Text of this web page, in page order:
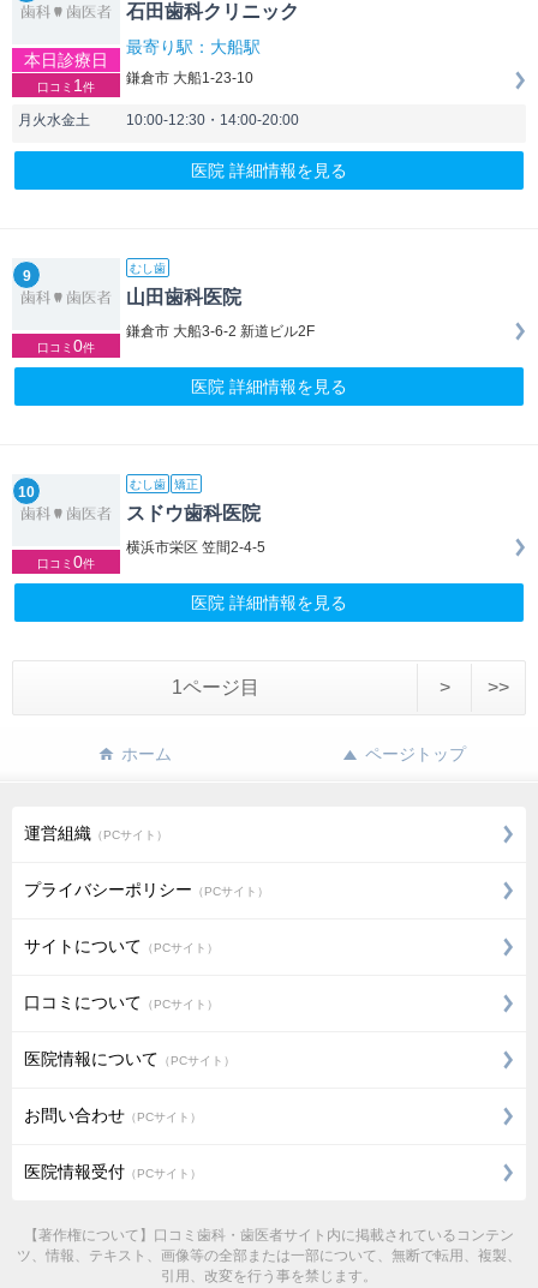
本日診療日
口コミ 1 件
石田歯科クリニック
最寄り駅：大船駅
鎌倉市 大船1-23-10
月火水金土 10:00-12:30・14:00-20:00
医院 詳細情報を見る
9
口コミ 0件
むし歯
山田歯科医院
鎌倉市 大船3-6-2 新道ビル2F
医院 詳細情報を見る
10
口コミ 0件
むし歯 矯正
スドウ歯科医院
横浜市栄区 笠間2-4-5
医院 詳細情報を見る
1ページ目 > >>
ホーム ページトップ
運営組織 （PCサイト）
プライバシーポリシー （PCサイト）
サイトについて （PCサイト）
口コミについて （PCサイト）
医院情報について （PCサイト）
お問い合わせ （PCサイト）
医院情報受付 （PCサイト）
【著作権について】口コミ歯科・歯医者サイト内に掲載されているコンテン
ツ、情報、テキスト、画像等の全部または一部について、無断で転用、複製、
引用、改変を行う事を禁じます。